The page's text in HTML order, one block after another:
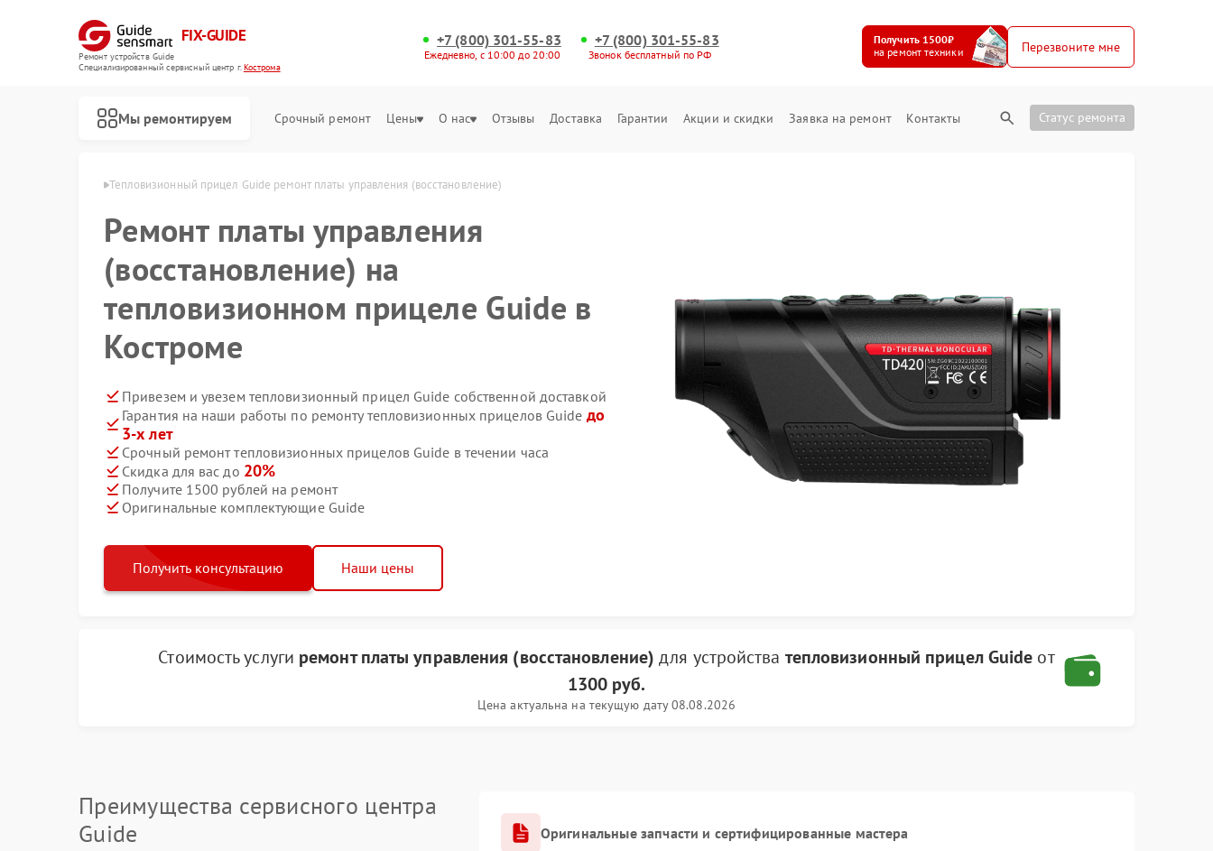
FIX-GUIDE
Ремонт устройств Guide
Специализированный cервисный центр г.Кострома
+7 (800) 301-55-83
Ежедневно, с 10:00 до 20:00
+7 (800) 301-55-83
Звонок бесплатный по РФ
Получить 1500₽
на ремонт техники
Перезвоните мне
Мы ремонтируем Срочный ремонт Цены О нас Отзывы Доставка Гарантии Акции и скидки Заявка на ремонт Контакты Статус ремонта
Guide в Костроме Тепловизионный прицел Guide ремонт платы управления (восстановление)
Ремонт платы управления
(восстановление) на
тепловизионном прицеле Guide в
Костроме
Привезем и увезем тепловизионный прицел Guide собственной доставкой
Гарантия на наши работы по ремонту тепловизионных прицелов Guide до
3-х лет
Срочный ремонт тепловизионных прицелов Guide в течении часа
Скидка для вас до 20%
Получите 1500 рублей на ремонт
Оригинальные комплектующие Guide
Получить консультацию Наши цены
Стоимость услуги ремонт платы управления (восстановление) для устройства тепловизионный прицел Guide от
1300 руб.
Цена актуальна на текущую дату 08.08.2026
Преимущества сервисного центра
Guide
Оригинальные запчасти и сертифицированные мастера